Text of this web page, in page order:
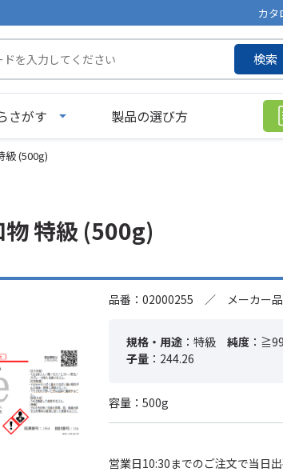
カタ
検索
さがす 製品の選び方
級 (500g)
特級 (500g)
品番：02000255 ／ メーカー
規格・用途 ：特級 純度 ：
子量 ：244.26
容量：500g
営業日10:30までのご注文で当日